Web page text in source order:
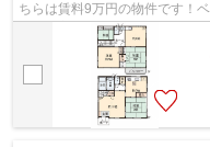
ちらは賃料9万円の物件です！
報を豊富に取り扱っています！